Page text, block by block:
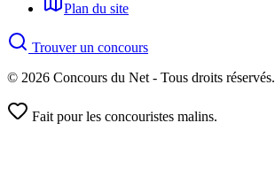
Plan du site
Trouver un concours
© 2026 Concours du Net - Tous droits réservés.
Fait pour les concouristes malins.